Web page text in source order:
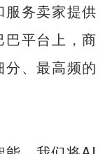
服务卖家提供
平台上，商
、最高频的